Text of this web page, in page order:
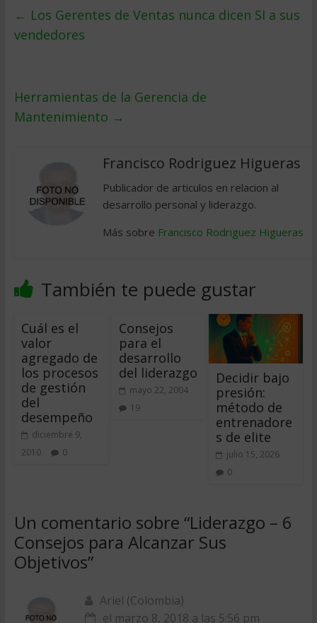
← Los Gerentes de Ventas nunca dicen SI a sus
vendedores
Herramientas de la Gerencia de
Mantenimiento →
Francisco Rodriguez Higueras
Publicador de articulos en relacion al
desarrollo personal y liderazgo.
Más sobre Francisco Rodriguez Higueras
También te puede gustar
Cuál es el
valor
agregado de
los procesos
de gestión
del
desempeño
diciembre 9,
2010
0
Consejos
para el
desarrollo
del liderazgo
mayo 22, 2004
19
Decidir bajo
presión:
método de
entrenadore
s de elite
julio 15, 2026
0
Un comentario sobre “Liderazgo – 6
Consejos para Alcanzar Sus
Objetivos”
Ariel (Colombia)
el marzo 8, 2018 a las 5:56 pm